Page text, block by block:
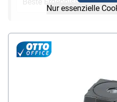
Nur essenzielle